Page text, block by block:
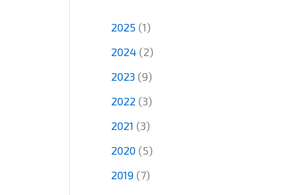
2025 (1)
2024 (2)
2023 (9)
2022 (3)
2021 (3)
2020 (5)
2019 (7)